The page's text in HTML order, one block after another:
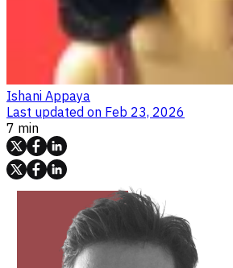
Ishani Appaya
Last updated on Feb 23, 2026
7 min